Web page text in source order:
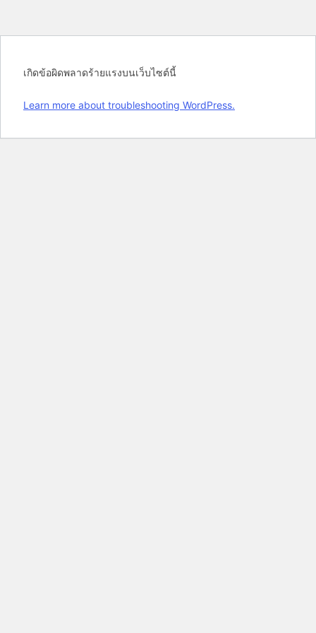
เกิดข้อผิดพลาดร้ายแรงบนเว็บไซต์นี้
Learn more about troubleshooting WordPress.